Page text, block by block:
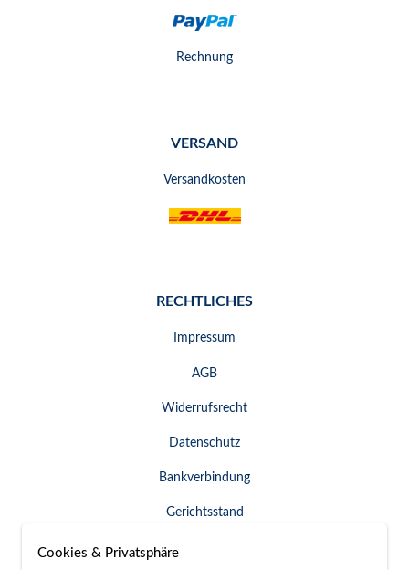
Rechnung
VERSAND
Versandkosten
RECHTLICHES
Impressum
AGB
Widerrufsrecht
Datenschutz
Bankverbindung
Gerichtsstand
Widerruf erklären
Cookies & Privatsphäre